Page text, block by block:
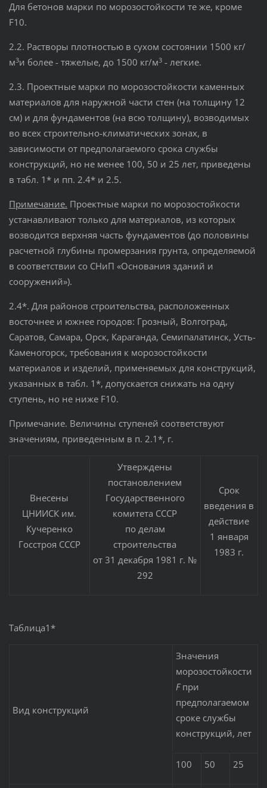
Для бетонов марки по морозостойкости те же, кроме
F10.
2.2. Растворы плотностью в сухом состоянии 1500 кг/
м3и более - тяжелые, до 1500 кг/м3- легкие.
2.3. Проектные марки по морозостойкости каменных
материалов для наружной части стен (на толщину 12
см) и для фундаментов (на всю толщину), возводимых
во всех строительно-климатических зонах, в
зависимости от предполагаемого срока службы
конструкций, но не менее 100, 50 и 25 лет, приведены
в табл. 1* и пп. 2.4* и 2.5.
Примечание. Проектные марки по морозостойкости
устанавливают только для материалов, из которых
возводится верхняя часть фундаментов (до половины
расчетной глубины промерзания грунта, определяемой
в соответствии со СНиП «Основания зданий и
сооружений»).
2.4*. Для районов строительства, расположенных
восточнее и южнее городов: Грозный, Волгоград,
Саратов, Самара, Орск, Караганда, Семипалатинск, Усть-
Каменогорск, требования к морозостойкости
материалов и изделий, применяемых для конструкций,
указанных в табл. 1*, допускается снижать на одну
ступень, но не ниже F10.
Примечание. Величины ступеней соответствуют
значениям, приведенным в п. 2.1*, г.
Внесены
ЦНИИСК им.
Кучеренко
Госстроя СССР
Утверждены
постановлением
Государственного
комитета СССР
по делам
строительства
от 31 декабря 1981 г. №
292
Срок
введения в
действие
1 января
1983 г.
Таблица1*
Вид конструкций
Значения
морозостойкости
Fпри
предполагаемом
сроке службы
конструкций, лет
100 50 25